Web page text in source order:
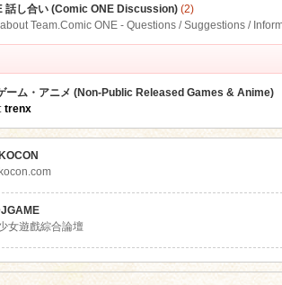
話し合い (Comic ONE Discussion)(2)
Team.Comic ONE - Questions / Suggestions /
ーム・アニメ (Non-Public Released Games & Anime)
trenx
女遊戲綜合論壇